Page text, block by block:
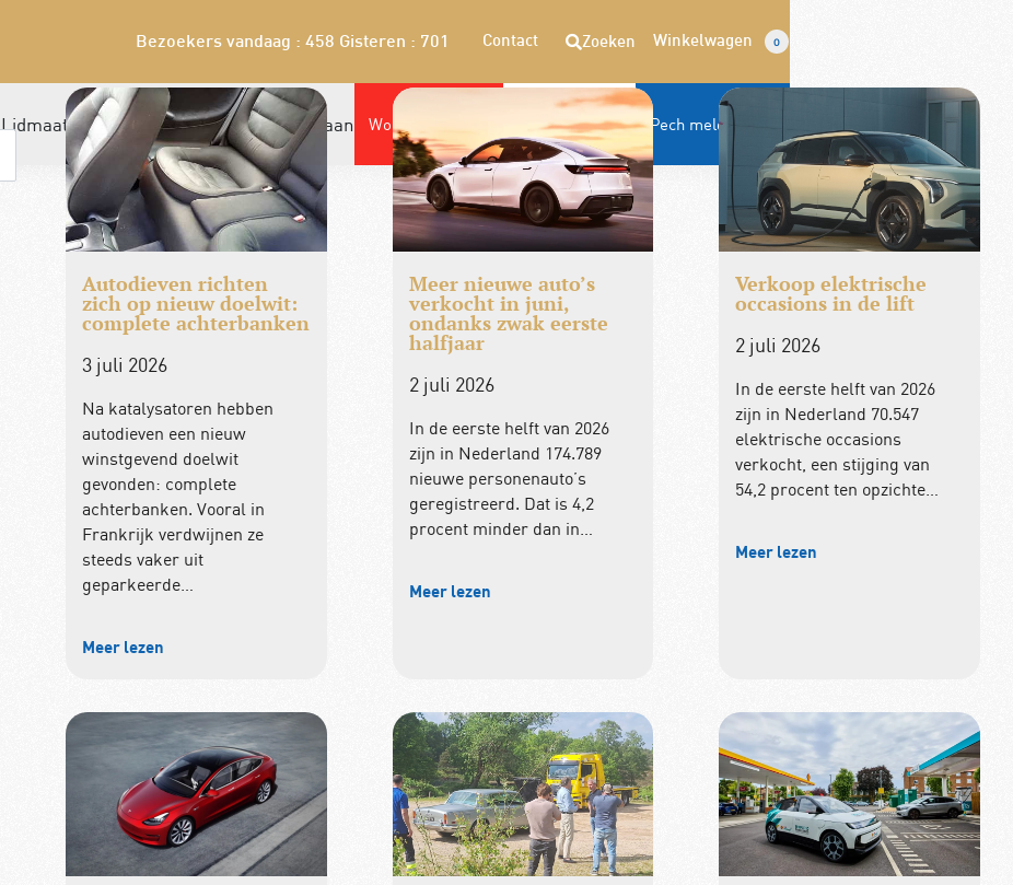
Bezoekers vandaag : 458 Gisteren : 701 Contact Zoeken Winkelwagen 0
Lidmaatschap Winkel Leden bieden aan Word nu lid! Opzeggen Pech melden
Autodieven richten
zich op nieuw doelwit:
complete achterbanken
3 juli 2026
Na katalysatoren hebben
autodieven een nieuw
winstgevend doelwit
gevonden: complete
achterbanken. Vooral in
Frankrijk verdwijnen ze
steeds vaker uit
geparkeerde…
Meer lezen
Meer nieuwe auto’s
verkocht in juni,
ondanks zwak eerste
halfjaar
2 juli 2026
In de eerste helft van 2026
zijn in Nederland 174.789
nieuwe personenauto’s
geregistreerd. Dat is 4,2
procent minder dan in…
Meer lezen
Verkoop elektrische
occasions in de lift
2 juli 2026
In de eerste helft van 2026
zijn in Nederland 70.547
elektrische occasions
verkocht, een stijging van
54,2 procent ten opzichte…
Meer lezen